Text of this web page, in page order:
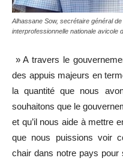
Alhassane Sow, secrétaire général
interprofessionnelle nationale avicole
» A travers le
des appuis majeurs en
la quantité que nous
souhaitons que le
et qu’il nous aide à mettre
que nous puissions voir
chair dans notre pays pour